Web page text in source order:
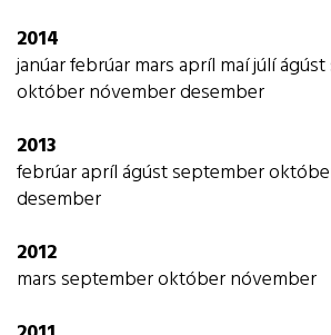
2014
janúarfebrúarmarsapríl maíjúlíágúst
októbernóvemberdesember
2013
febrúaraprílágústseptember
desember
2012
marsseptemberoktóbernóvember